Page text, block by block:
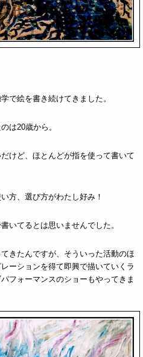
で絵を書き続けてきました。
は20歳から。
けど、ほとんどが指を使って書いて
方、選び方がわたし好み！
いてるとは思いませんでした。
きたんですが、そういった活動のほ
ーションを得て即興で描いていくラ
フォーマンスのショーもやってきま